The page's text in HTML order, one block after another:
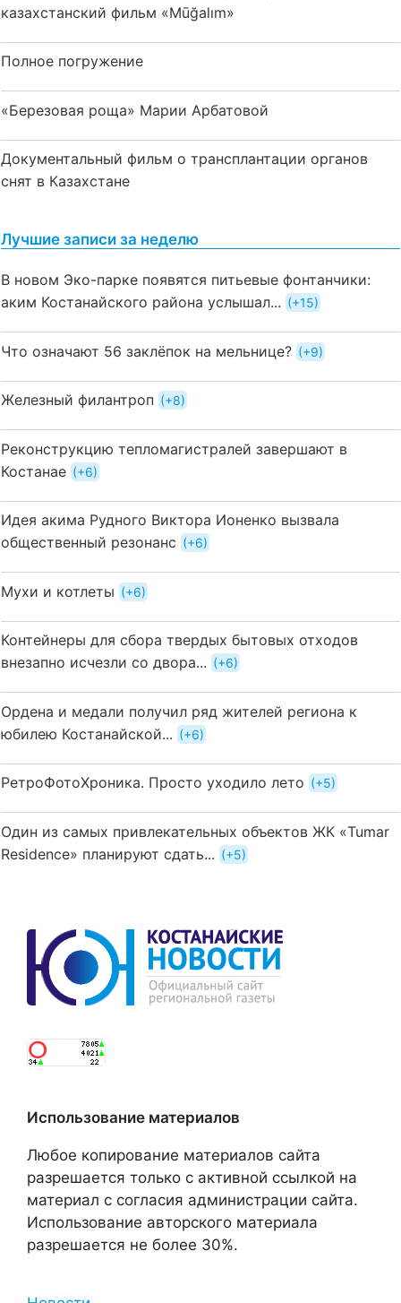
казахстанский фильм «Mūğalım»
Полное погружение
«Березовая роща» Марии Арбатовой
Документальный фильм о трансплантации органов
снят в Казахстане
Лучшие записи за неделю
В новом Эко-парке появятся питьевые фонтанчики:
аким Костанайского района услышал...
+15
Что означают 56 заклёпок на мельнице? +9
Железный филантроп +8
Реконструкцию тепломагистралей завершают в
Костанае
+6
Идея акима Рудного Виктора Ионенко вызвала
общественный резонанс
+6
Мухи и котлеты +6
Контейнеры для сбора твердых бытовых отходов
внезапно исчезли со двора...
+6
Ордена и медали получил ряд жителей региона к
юбилею Костанайской...
+6
РетроФотоХроника. Просто уходило лето +5
Один из самых привлекательных объектов ЖК «Tumar
Residence» планируют сдать...
+5
Использование материалов
Любое копирование материалов сайта
разрешается только с активной ссылкой на
материал с согласия администрации сайта.
Использование авторского материала
разрешается не более 30%.